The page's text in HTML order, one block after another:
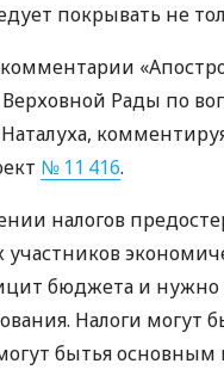
покрывать не
Рады по
№ 11 416.
налогов
бюджета и нужно
Налоги могут
бытья